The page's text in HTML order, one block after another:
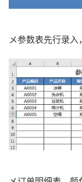
メ参数表先行录